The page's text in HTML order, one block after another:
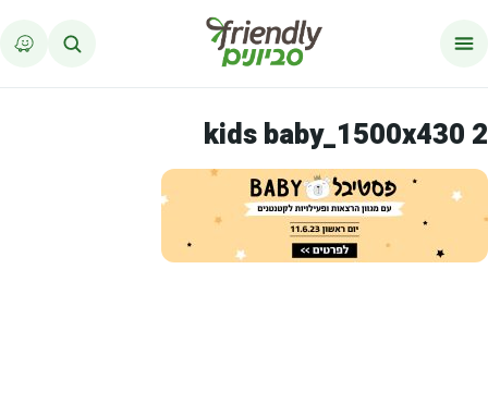
kids baby_1500x430 2